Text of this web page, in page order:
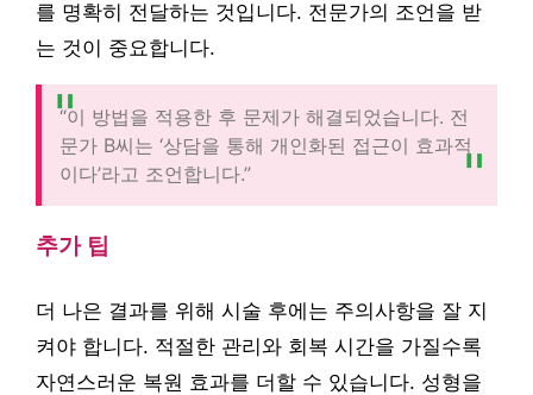
를 명확히 전달하는 것입니다. 전문가의 조언을 받
는 것이 중요합니다.
“이 방법을 적용한 후 문제가 해결되었습니다. 전
문가 B씨는 ‘상담을 통해 개인화된 접근이 효과적
이다’라고 조언합니다.”
추가 팁
더 나은 결과를 위해 시술 후에는 주의사항을 잘 지
켜야 합니다. 적절한 관리와 회복 시간을 가질수록
자연스러운 복원 효과를 더할 수 있습니다. 성형을